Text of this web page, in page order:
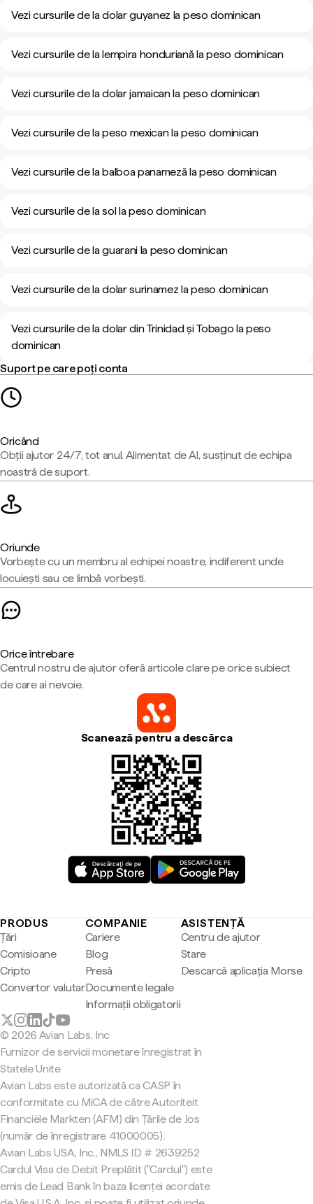
Vezi cursurile de la dolar guyanez la peso dominican
Vezi cursurile de la lempira honduriană la peso dominican
Vezi cursurile de la dolar jamaican la peso dominican
Vezi cursurile de la peso mexican la peso dominican
Vezi cursurile de la balboa panameză la peso dominican
Vezi cursurile de la sol la peso dominican
Vezi cursurile de la guarani la peso dominican
Vezi cursurile de la dolar surinamez la peso dominican
Vezi cursurile de la dolar din Trinidad și Tobago la peso
dominican
Suport pe care poți conta
Oricând
Obții ajutor 24/7, tot anul. Alimentat de AI, susținut de echipa
noastră de suport.
Oriunde
Vorbește cu un membru al echipei noastre, indiferent unde
locuiești sau ce limbă vorbești.
Orice întrebare
Centrul nostru de ajutor oferă articole clare pe orice subiect
de care ai nevoie.
Scanează pentru a descărca
PRODUS
Țări
Comisioane
Cripto
Convertor valutar
COMPANIE
Cariere
Blog
Presă
Documente legale
Informații obligatorii
ASISTENȚĂ
Centru de ajutor
Stare
Descarcă aplicația Morse
© 2026 Avian Labs, Inc
Furnizor de servicii monetare înregistrat în
Statele Unite
Avian Labs este autorizată ca CASP în
conformitate cu MiCA de către Autoriteit
Financiële Markten (AFM) din Țările de Jos
(număr de înregistrare 41000005).
Avian Labs USA, Inc., NMLS ID # 2639252
Cardul Visa de Debit Preplătit ("Cardul") este
emis de Lead Bank în baza licenței acordate